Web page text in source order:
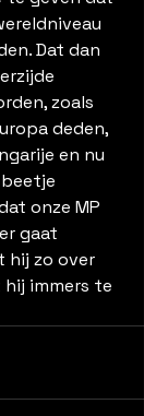
Dat dan
zoals
deden,
en nu
onze MP
gaat
hij zo over
immers te